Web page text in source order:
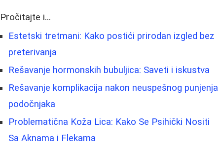
Pročitajte i...
Estetski tretmani: Kako postići prirodan izgled bez
preterivanja
Rešavanje hormonskih bubuljica: Saveti i iskustva
Rešavanje komplikacija nakon neuspešnog punjenja
podočnjaka
Problematična Koža Lica: Kako Se Psihički Nositi
Sa Aknama i Flekama